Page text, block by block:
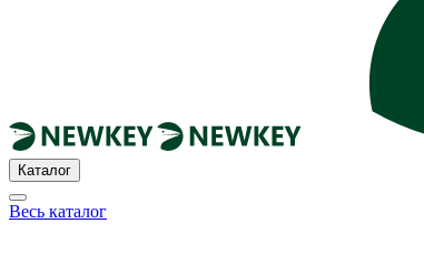
Каталог
Весь каталог